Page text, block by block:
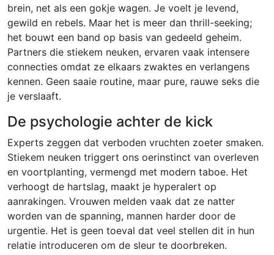
brein, net als een gokje wagen. Je voelt je levend,
gewild en rebels. Maar het is meer dan thrill-seeking;
het bouwt een band op basis van gedeeld geheim.
Partners die stiekem neuken, ervaren vaak intensere
connecties omdat ze elkaars zwaktes en verlangens
kennen. Geen saaie routine, maar pure, rauwe seks die
je verslaaft.
De psychologie achter de kick
Experts zeggen dat verboden vruchten zoeter smaken.
Stiekem neuken triggert ons oerinstinct van overleven
en voortplanting, vermengd met modern taboe. Het
verhoogt de hartslag, maakt je hyperalert op
aanrakingen. Vrouwen melden vaak dat ze natter
worden van de spanning, mannen harder door de
urgentie. Het is geen toeval dat veel stellen dit in hun
relatie introduceren om de sleur te doorbreken.